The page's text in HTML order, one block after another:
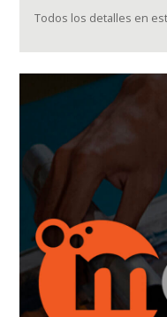
Todos los detalles en